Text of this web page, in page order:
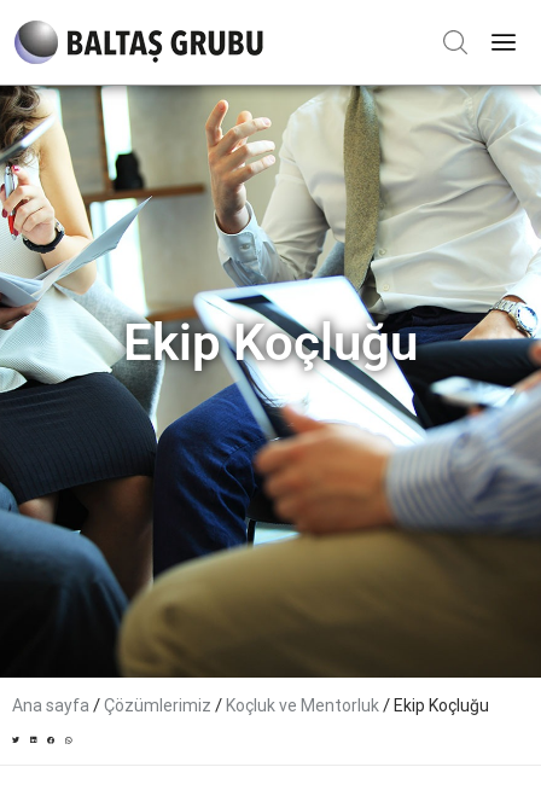
Ekip Koçluğu
Ana sayfa /Çözümlerimiz / Koçluk ve Mentorluk/ Ekip Koçluğu